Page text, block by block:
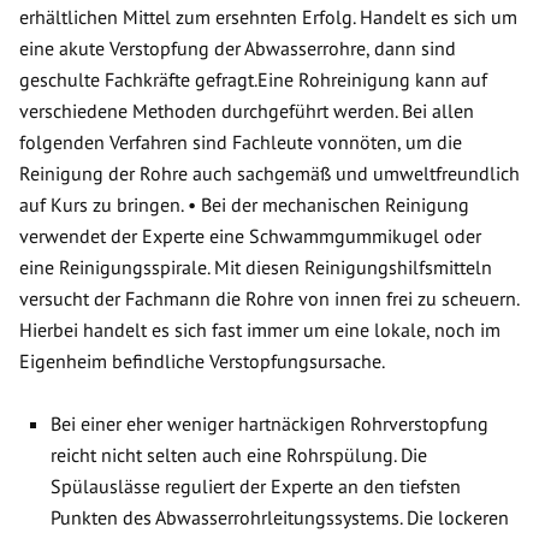
erhältlichen Mittel zum ersehnten Erfolg. Handelt es sich um
eine akute Verstopfung der Abwasserrohre, dann sind
geschulte Fachkräfte gefragt.Eine Rohreinigung kann auf
verschiedene Methoden durchgeführt werden. Bei allen
folgenden Verfahren sind Fachleute vonnöten, um die
Reinigung der Rohre auch sachgemäß und umweltfreundlich
auf Kurs zu bringen. • Bei der mechanischen Reinigung
verwendet der Experte eine Schwammgummikugel oder
eine Reinigungsspirale. Mit diesen Reinigungshilfsmitteln
versucht der Fachmann die Rohre von innen frei zu scheuern.
Hierbei handelt es sich fast immer um eine lokale, noch im
Eigenheim befindliche Verstopfungsursache.
Bei einer eher weniger hartnäckigen Rohrverstopfung
reicht nicht selten auch eine Rohrspülung. Die
Spülauslässe reguliert der Experte an den tiefsten
Punkten des Abwasserrohrleitungssystems. Die lockeren